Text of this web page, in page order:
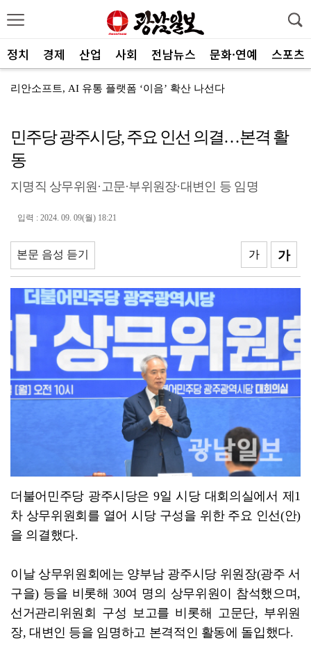
정치 경제 산업 사회 전남뉴스 문화·연예 스포츠
리안소프트, AI 유통 플랫폼 ‘이음’ 확산 나선다
중고차 시장 대수술…‘깜깜이 거래’ 막는다
롯데백화점 광주점, 폭염 속 ‘시원한 쉼표’ 선물
전력거래소, 폭염 속 안정적 전력공급 총력
‘맛의 신세계’ 연다…식음료 경쟁력 강화
에너지밸리산학융합원, 미래 산업 이끌 인재 육성 박차
폭염도 즐기는 김도영, 더 뜨거운 여름 꿈꾼다
이육사 시인의 ‘36편 시’ 궤적 따라 삶 깨우다
스마트인재개발원 훈련생팀, 공공조달데이터 AI 경진대회...
민주당 광주시당, 주요 인선 의결…본격 활
동
지명직 상무위원·고문·부위원장·대변인 등 임명
입력 : 2024. 09. 09(월) 18:21
본문 음성 듣기 가
가
더불어민주당 광주시당은 9일 시당 대회의실에서 제1
차 상무위원회를 열어 시당 구성을 위한 주요 인선(안)
을 의결했다.
이날 상무위원회에는 양부남 광주시당 위원장(광주 서
구을) 등을 비롯해 30여 명의 상무위원이 참석했으며,
선거관리위원회 구성 보고를 비롯해 고문단, 부위원
장, 대변인 등을 임명하고 본격적인 활동에 돌입했다.